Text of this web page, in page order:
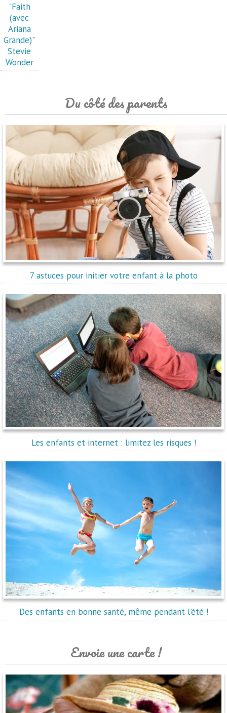
"Faith
(avec
Ariana
Grande)"
Stevie
Wonder
Du côté des parents
7 astuces pour initier votre enfant à la photo
Les enfants et internet : limitez les risques !
Des enfants en bonne santé, même pendant l'été !
Envoie une carte !